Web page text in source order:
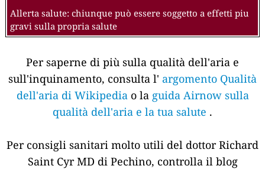
Allerta salute: chiunque può essere soggetto a effetti piu
gravi sulla propria salute
Per saperne di più sulla qualità dell'aria e
sull'inquinamento, consulta l' argomento Qualità
dell'aria di Wikipedia o la guida Airnow sulla
qualità dell'aria e la tua salute .
Per consigli sanitari molto utili del dottor Richard
Saint Cyr MD di Pechino, controlla il blog